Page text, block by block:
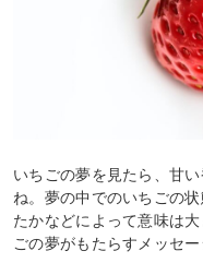
いちごの夢を見たら、甘
ね。夢の中でのいちごの
たかなどによって意味は
ごの夢がもたらすメッセ